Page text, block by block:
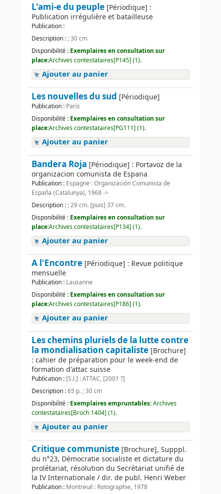
L'ami-e du peuple [Périodique] :
Publication irrégulière et batailleuse
Publication :
Description :; 30 cm
Disponibilité : Exemplaires en consultation sur
place:Archives contestataires[P145] (1).
Ajouter au panier
Les nouvelles du sud [Périodique]
Publication : Paris
Disponibilité : Exemplaires en consultation sur
place:Archives contestataires[PG111] (1).
Ajouter au panier
Bandera Roja [Périodique] : Portavoz de la
organizacion comunista de Espana
Publication : Espagne : Organización Comunista de
España (Catalunya), 1968 ->
Description :; 29 cm. [puis] 37 cm.
Disponibilité : Exemplaires en consultation sur
place:Archives contestataires[P134] (1).
Ajouter au panier
A l'Encontre [Périodique] : Revue politique
mensuelle
Publication : Lausanne
Disponibilité : Exemplaires en consultation sur
place:Archives contestataires[P186] (1).
Ajouter au panier
Les chemins pluriels de la lutte contre
la mondialisation capitaliste [Brochure]
: cahier de préparation pour le week-end de
formation d'attac suisse
Publication : [S.l.] : ATTAC, [2001 ?]
Description :65 p. ; 30 cm
Disponibilité : Exemplaires empruntables:Archives
contestataires[Broch 1404] (1).
Ajouter au panier
Critique communiste [Brochure], Supppl.
du n°23, Démocratie socialiste et dictature du
prolétariat, résolution du Secrétariat unifié de
la IV Internationale / dir. de publ. Henri Weber
Publication : Montreuil : Rotographie, 1978